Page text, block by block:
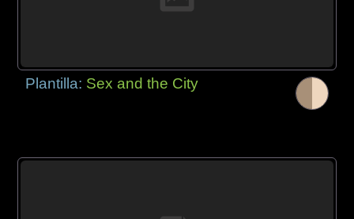
Plantilla: Sex and the City